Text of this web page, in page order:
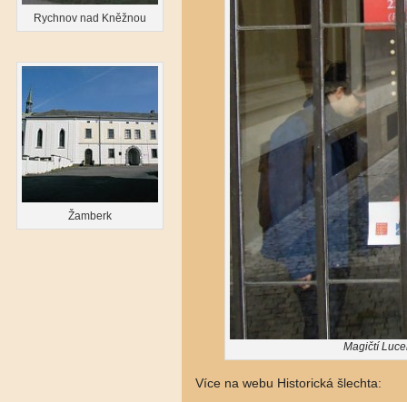
Rychnov nad Kněžnou
Žamberk
Magičtí
Více na webu Historická šlechta: